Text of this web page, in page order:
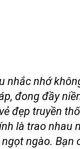
nhắc nhớ
đong đầy
đẹp truyền
là trao nhau
ngào. Bạn